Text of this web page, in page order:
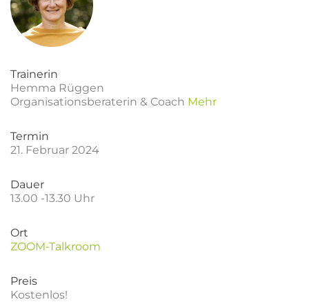
Trainerin
Hemma Rüggen
Organisationsberaterin & Coach Mehr
Termin
21. Februar 2024
Dauer
13.00 -13.30 Uhr
Ort
ZOOM-Talkroom
Preis
Kostenlos!